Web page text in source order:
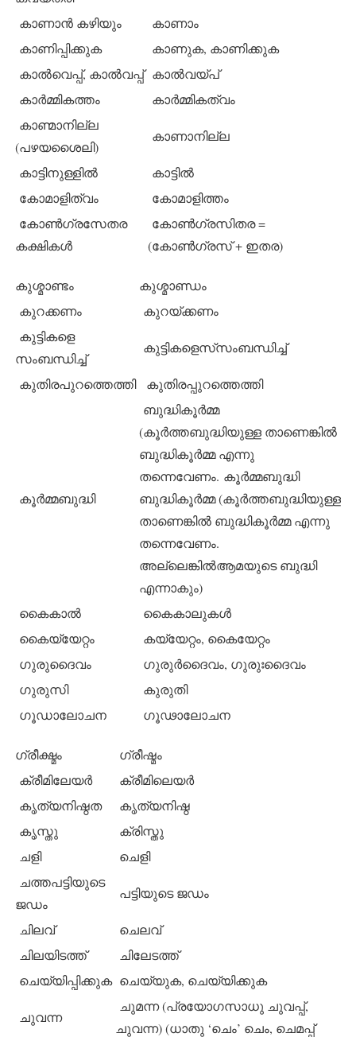
കാണാന്‍ കഴിയും
കാണാം
കാണിപ്പിക്കുക
കാണുക, കാണിക്കുക
കാല്‍വെപ്പ്, കാല്‍വപ്പ് കാല്‍വയ്പ്
കാര്‍മ്മികത്തം
കാര്‍മ്മികത്വം
കാണ്മാനില്ല
(പഴയശൈലി)
കാണാനില്ല
കാട്ടിനുള്ളില്‍
കാട്ടില്‍
കോമാളിത്വം
കോമാളിത്തം
കോണ്‍ഗ്രസേതര
കക്ഷികള്‍
കോണ്‍ഗ്രസിതര =
(കോണ്‍ഗ്രസ് + ഇതര)
കുശ്മാണ്ടം
കുശ്മാണ്ഡം
കുറക്കണം
കുറയ്ക്കണം
കുട്ടികളെ
സംബന്ധിച്ച്
കുട്ടികളെസ്‌സംബന്ധിച്ച്
കുതിരപുറത്തെത്തി കുതിരപ്പുറത്തെത്തി
കൂര്‍മ്മബുദ്ധി
ബുദ്ധികൂര്‍മ്മ
(കൂര്‍ത്തബുദ്ധിയുള്ള താണെങ്കില്‍
ബുദ്ധികൂര്‍മ്മ എന്നു
തന്നെവേണം. കൂര്‍മ്മബുദ്ധി
ബുദ്ധികൂര്‍മ്മ (കൂര്‍ത്തബുദ്ധിയുള്ള
താണെങ്കില്‍ ബുദ്ധികൂര്‍മ്മ എന്നു
തന്നെവേണം.
അല്ലെങ്കില്‍ആമയുടെ ബുദ്ധി
എന്നാകും)
കൈകാല്‍
കൈകാലുകള്‍
കൈയ്യേറ്റം
കയ്യേറ്റം, കൈയേറ്റം
ഗുരുദൈവം
ഗുരുര്‍ദൈവം, ഗുരുഃദൈവം
ഗുരുസി
കുരുതി
ഗൂഡാലോചന
ഗൂഢാലോചന
ഗ്രീക്ഷ്മം
ഗ്രീഷ്മം
ക്രീമിലേയര്‍
ക്രീമിലെയര്‍
കൃത്യനിഷ്ഠത
കൃത്യനിഷ്ഠ
കൃസ്തു
ക്രിസ്തു
ചളി
ചെളി
ചത്തപട്ടിയുടെ
ജഡം
പട്ടിയുടെ ജഡം
ചിലവ്
ചെലവ്
ചിലയിടത്ത്
ചിലേടത്ത്
ചെയ്യിപ്പിക്കുക ചെയ്യുക, ചെയ്യിക്കുക
ചുവന്ന
ചുമന്ന (പ്രയോഗസാധു ചുവപ്പ്,
ചുവന്ന) (ധാതു ‘ചെം’ ചെം, ചെമപ്പ്